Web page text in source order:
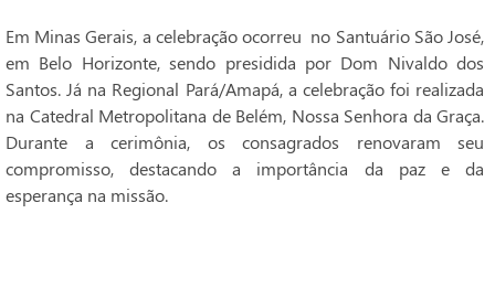
Em Minas Gerais, a celebração ocorreu no Santuário São José,
em Belo Horizonte, sendo presidida por Dom Nivaldo dos
Santos. Já na Regional Pará/Amapá, a celebração foi realizada
na Catedral Metropolitana de Belém, Nossa Senhora da Graça.
Durante a cerimônia, os consagrados renovaram seu
compromisso, destacando a importância da paz e da
esperança na missão.